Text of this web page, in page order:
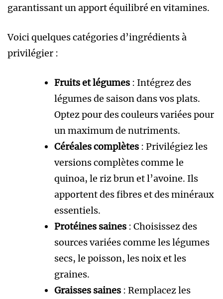
garantissant un apport équilibré en vitamines.
Voici quelques catégories d’ingrédients à
privilégier :
Fruits et légumes : Intégrez des
légumes de saison dans vos plats.
Optez pour des couleurs variées pour
un maximum de nutriments.
Céréales complètes : Privilégiez les
versions complètes comme le
quinoa, le riz brun et l’avoine. Ils
apportent des fibres et des minéraux
essentiels.
Protéines saines : Choisissez des
sources variées comme les légumes
secs, le poisson, les noix et les
graines.
Graisses saines : Remplacez les